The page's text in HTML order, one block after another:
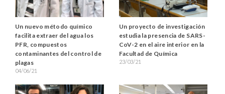
Un nuevo método químico
facilita extraer del agua los
PFR, compuestos
contaminantes del control de
plagas
04/06/21
Un proyecto de investigación
estudia la presencia de SARS-
CoV-2 en el aire interior en la
Facultad de Química
23/03/21